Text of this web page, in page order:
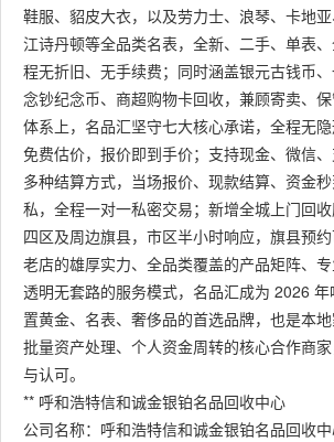
鞋服、貂皮大衣，以及劳力士、浪琴、卡地亚
江诗丹顿等全品类名表，全新、二手、单表
程无折旧、无手续费；同时涵盖银元古钱币
念钞纪念币、商超购物卡回收，兼顾寄卖、
体系上，名品汇坚守七大核心承诺，全程无隐
免费估价，报价即到手价；支持现金、微信
多种结算方式，当场报价、现款结算、资金
私，全程一对一私密交易；新增全城上门回
四区及周边旗县，市区半小时响应，旗县预
老店的雄厚实力、全品类覆盖的产品矩阵、专
透明无套路的服务模式，名品汇成为 2026
置黄金、名表、奢侈品的首选品牌，也是本
批量资产处理、个人资金周转的核心合作商
与认可。
** 呼和浩特信和诚金银铂名品回收中心
公司名称：呼和浩特信和诚金银铂名品回收